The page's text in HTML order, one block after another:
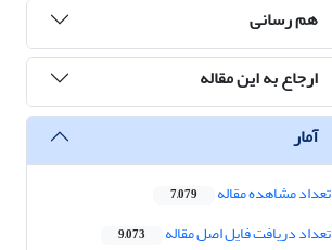
هم رسانی
ارجاع به این مقاله
آمار
تعداد مشاهده مقاله 7,079
تعداد دریافت فایل اصل مقاله 9,073